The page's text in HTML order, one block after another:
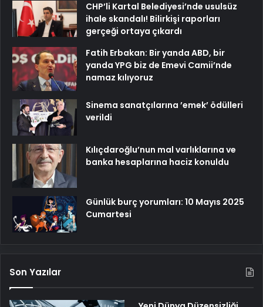
CHP’li Kartal Belediyesi’nde usulsüz
ihale skandalı! Bilirkişi raporları
gerçeği ortaya çıkardı
Fatih Erbakan: Bir yanda ABD, bir
yanda YPG biz de Emevi Camii’nde
namaz kılıyoruz
Sinema sanatçılarına ’emek’ ödülleri
verildi
Kılıçdaroğlu’nun mal varlıklarına ve
banka hesaplarına haciz konuldu
Günlük burç yorumları: 10 Mayıs 2025
Cumartesi
Son Yazılar